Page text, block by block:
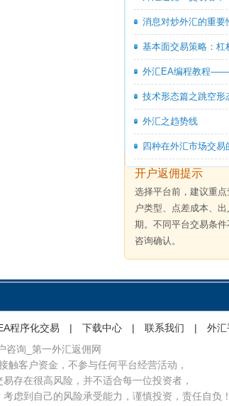
消息对炒外汇的重要
基本面交易策略：杠
外汇EA编程教程――
技术形态篇之跳空形
外汇之趋势线
四种在外汇市场交易
开户返佣提示
选择平台前，建议重
户类型、点差成本、
期。不同平台交易条
咨询确认。
程序化交易 | 下载中心 | 联系我们 | 外汇
咨询_第一外汇返佣网
触客户资金，不参与任何平台经营活动，
存在很高风险，并不适合每一位投资者，
虑到自己的风险承受能力，谨慎投资，责任自负